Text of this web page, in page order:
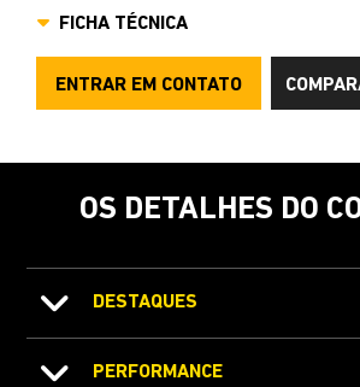
FICHA TÉCNICA
ENTRAR EM CONTATO
OS DETALHES DO
DESTAQUES
PERFORMANCE